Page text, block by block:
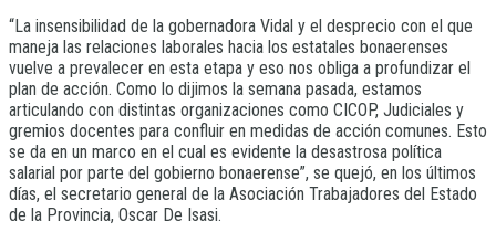
“La insensibilidad de la gobernadora Vidal y el desprecio con el que
maneja las relaciones laborales hacia los estatales bonaerenses
vuelve a prevalecer en esta etapa y eso nos obliga a profundizar el
plan de acción. Como lo dijimos la semana pasada, estamos
articulando con distintas organizaciones como CICOP, Judiciales y
gremios docentes para confluir en medidas de acción comunes. Esto
se da en un marco en el cual es evidente la desastrosa política
salarial por parte del gobierno bonaerense”, se quejó, en los últimos
días, el secretario general de la Asociación Trabajadores del Estado
de la Provincia, Oscar De Isasi.